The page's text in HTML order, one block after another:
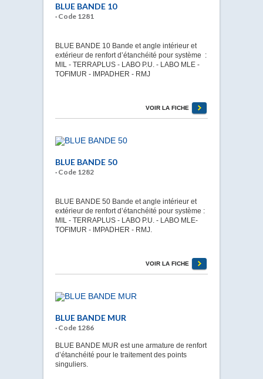
BLUE BANDE 10
· Code 1281
BLUE BANDE 10 Bande et angle intérieur et
extérieur de renfort d’étanchéité pour système :
MIL - TERRAPLUS - LABO P.U. - LABO MLE -
TOFIMUR - IMPADHER - RMJ
VOIR LA FICHE
BLUE BANDE 50
· Code 1282
BLUE BANDE 50 Bande et angle intérieur et
extérieur de renfort d’étanchéité pour système :
MIL - TERRAPLUS - LABO P.U. - LABO MLE-
TOFIMUR - IMPADHER - RMJ.
VOIR LA FICHE
BLUE BANDE MUR
· Code 1286
BLUE BANDE MUR est une armature de renfort
d’étanchéité pour le traitement des points
singuliers.